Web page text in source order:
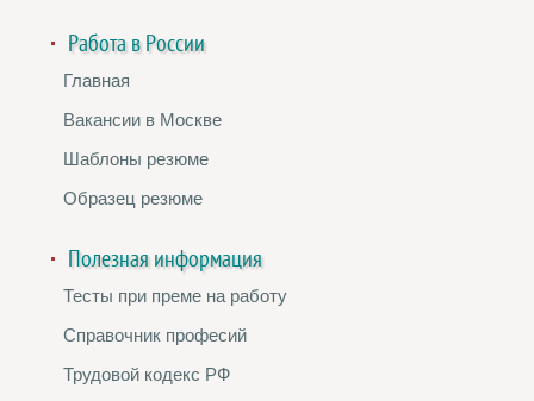
Работа в России
Главная
Вакансии в Москве
Шаблоны резюме
Образец резюме
Полезная информация
Тесты при преме на работу
Справочник професий
Трудовой кодекс РФ